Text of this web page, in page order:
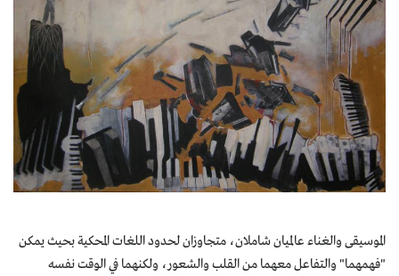
إفتتاحية
فكرة
دفاتر
بالصورة
كتّابنا
الموسيقى والغناء عالميان شاملان، متجاوزان لحدود اللغات المحكية بحيث يمكن
"فهمهما" والتفاعل معهما من القلب والشعور، ولكنهما في الوقت نفسه